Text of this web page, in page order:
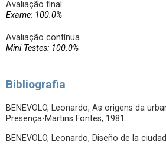
Avaliação final
Exame: 100.0%
Avaliação contínua
Mini Testes: 100.0%
Bibliografia
BENEVOLO, Leonardo, As origens da
Presença-Martins Fontes, 1981.
BENEVOLO, Leonardo, Diseño de la